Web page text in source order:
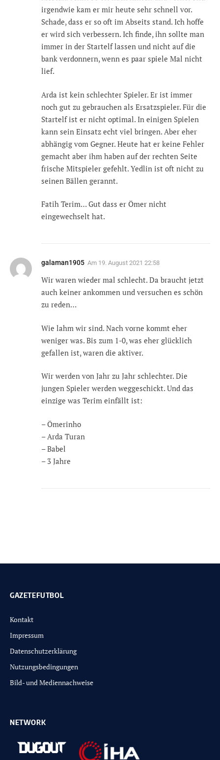
irgendwie kam er mir heute sehr schnell vor.
Schade, dass er so oft im Abseits stand. Ich hoffe
er wird sich verbessern. Ich finde, ihn sollte man
immer in der Startelf lassen und nicht auf die
bank verdonnern, wenn es paar spiele Mal nicht
lief.
Arda ist kein schlechter Spieler. Er ist immer
noch gut zu gebrauchen als Ersatzspieler. Für die
Startelf ist er nicht optimal. In einigen Spielen
kann sein Einsatz echt viel bringen. Aber eher
abhängig vom Gegner. Heute hat er keine Fehler
gemacht aber ihm haben auf der rechten Seite
frische Mitspieler gefehlt. Yedlin ist oft nicht zu
seinen Bällen gerannt.
Fatih Terim… Gut dass er Ömer nicht
eingewechselt hat.
galaman1905 Am 19. August 2021 22:58
Wir waren wieder mal schlecht. Da braucht jetzt
auch keiner ankommen und versuchen es schön
zu reden…
Wie lahm wir sind. Nach vorne kommt eher
weniger was. Bis zum 1-0, was eher glücklich
gefallen ist, waren die aktiver.
Wir werden von Jahr zu Jahr schlechter. Die
jungen Spieler werden weggeschickt. Und das
einzige was Terim einfällt ist:
– Ömerinho
– Arda Turan
– Babel
– 3 Jahre
GAZETEFUTBOL
Kontakt
Impressum
Datenschutzerklärung
Nutzungsbedingungen
Bild- und Mediennachweise
NETWORK